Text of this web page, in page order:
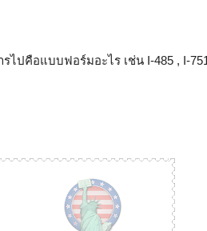
Card,
ไปคือแบบฟอร์มอะไร เช่น I-485 , I-